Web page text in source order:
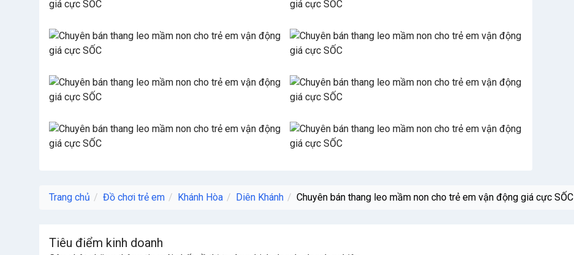
Trang chủ Đồ chơi trẻ em Khánh Hòa Diên Khánh Chuyên bán thang leo mầm non cho trẻ em vận động giá cực SỐC
Tiêu điểm kinh doanh